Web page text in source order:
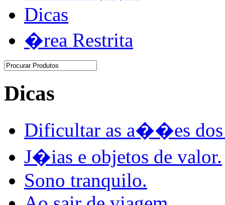
Dicas
�rea Restrita
Dicas
Dificultar as a��es dos
J�ias e objetos de valor.
Sono tranquilo.